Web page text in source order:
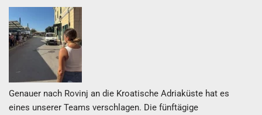
Genauer nach Rovinj an die Kroatische Adriaküste hat es
eines unserer Teams verschlagen. Die fünftägige